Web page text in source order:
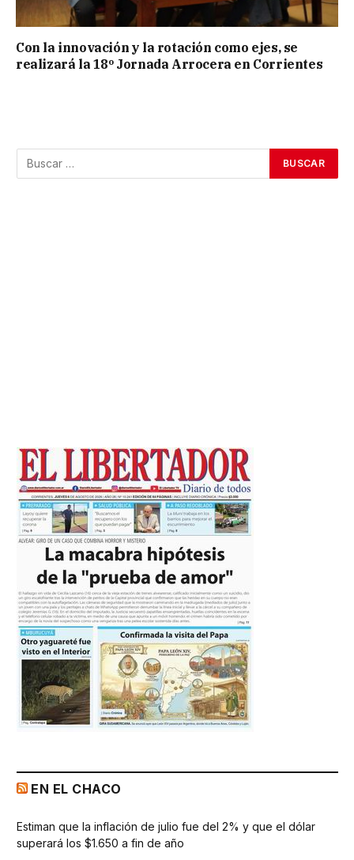
Con la innovación y la rotación como ejes, se
realizará la 18º Jornada Arrocera en Corrientes
EN EL CHACO
Estiman que la inflación de julio fue del 2% y que el dólar
superará los $1.650 a fin de año